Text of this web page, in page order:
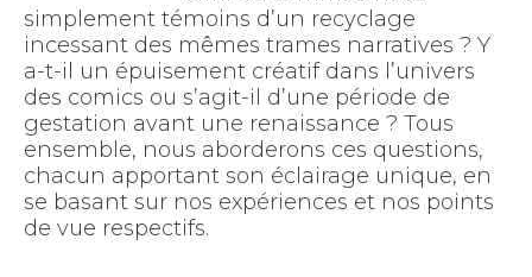
simplement témoins d’un recyclage
incessant des mêmes trames narratives ? Y
a-t-il un épuisement créatif dans l’univers
des comics ou s’agit-il d’une période de
gestation avant une renaissance ? Tous
ensemble, nous aborderons ces questions,
chacun apportant son éclairage unique, en
se basant sur nos expériences et nos points
de vue respectifs.